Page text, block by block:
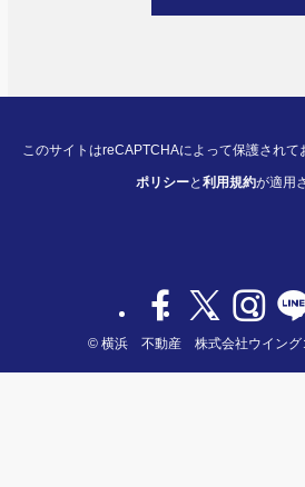
このサイトはreCAPTCHAによって保護されて
ポリシーと 利用規約が適用
©横浜 不動産 株式会社ウイング